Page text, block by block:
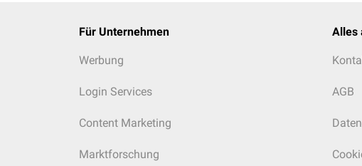
Für Unternehmen
Werbung
Login Services
Content Marketing
Marktforschung
Alles
AGB